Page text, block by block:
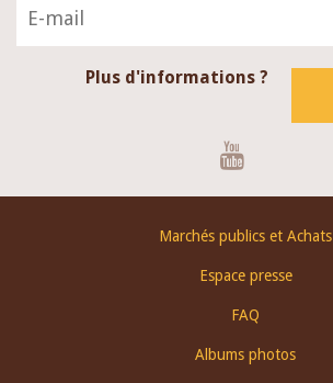
Plus d'informations ?
Marchés publics et Achats
Espace presse
FAQ
Albums photos